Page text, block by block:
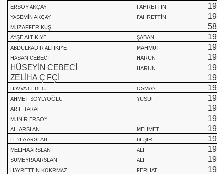
ERSOY AKÇAY FAHRETTİN
YASEMİN AKÇAY FAHRETTİN
MUZAFFER KUŞ 58
AYŞE ALTIKİYE ŞABAN
ABDULKADİR ALTIKİYE MAHMUT
HASAN CEBECİ HARUN
HÜSEYİN CEBECİ
HARUN
ZELİHA ÇİFÇİ
HAVVA CEBECİ OSMAN
AHMET SOYLYOĞLU YUSUF
ARİF TARAF
MUNIR ERSOY
ALİ ARSLAN MEHMET
LEYLA ARSLAN BEŞİR
MELİHA ARSLAN ALİ
SÜMEYRA ARSLAN ALİ
HAYRETTİN KOKRMAZ FERHAT